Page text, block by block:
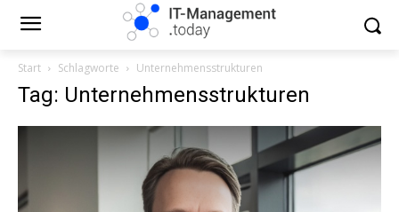
Start Schlagworte Unternehmensstrukturen
Tag: Unternehmensstrukturen